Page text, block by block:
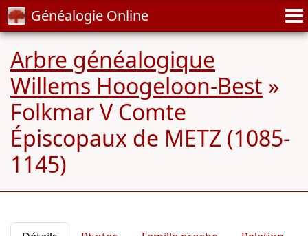
Généalogie Online
Arbre généalogique
Willems Hoogeloon-Best »
Folkmar V Comte
Épiscopaux de METZ (1085-
1145)